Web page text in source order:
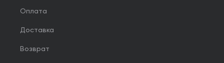
Оплата
Доставка
Возврат